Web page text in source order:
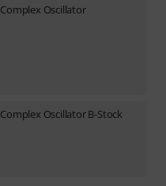
Complex Oscillator
Complex Oscillator B-Stock